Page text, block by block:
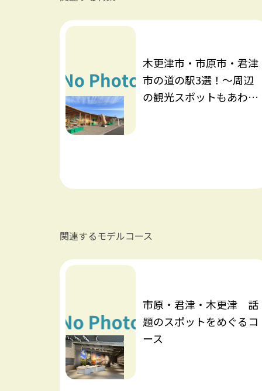
木更津市・市原市・君津
市の道の駅3選！～周辺
の観光スポットもあわせ
関連するモデルコース
市原・君津・木更津 話
題のスポットをめぐるコ
ース